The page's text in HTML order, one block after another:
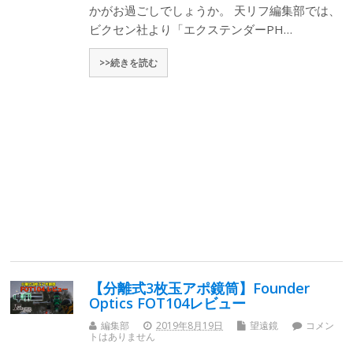
かがお過ごしでしょうか。 天リフ編集部では、
ビクセン社より「エクステンダーPH…
>>続きを読む
【分離式3枚玉アポ鏡筒】Founder
Optics FOT104レビュー
編集部 2019年8月19日 望遠鏡
コメン
トはありません